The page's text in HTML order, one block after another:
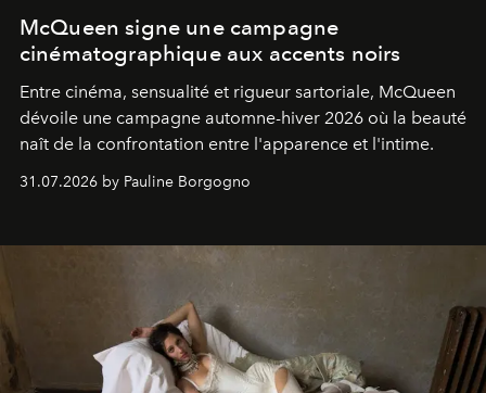
McQueen signe une campagne
cinématographique aux accents noirs
Entre cinéma, sensualité et rigueur sartoriale, McQueen
dévoile une campagne automne-hiver 2026 où la beauté
naît de la confrontation entre l'apparence et l'intime.
31.07.2026 by Pauline Borgogno